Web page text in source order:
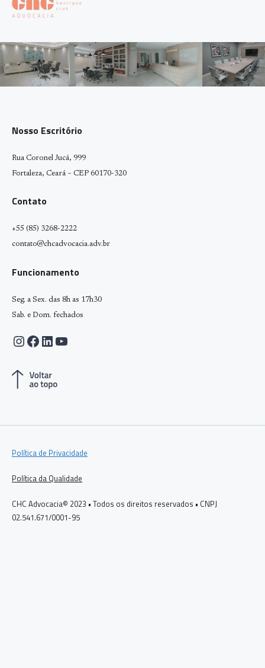
Nosso Escritório
Rua Coronel Jucá, 999
Fortaleza, Ceará – CEP 60170-320
Contato
+55 (85) 3268-2222
contato@chcadvocacia.adv.br
Funcionamento
Seg. a Sex. das 8h as 17h30
Sab. e Dom. fechados
Instagram
Facebook
LinkedIn
Youtube
Política de Privacidade
Política da Qualidade
CHC Advocacia© 2023 • Todos os direitos reservados • CNPJ
02.541.671/0001-95